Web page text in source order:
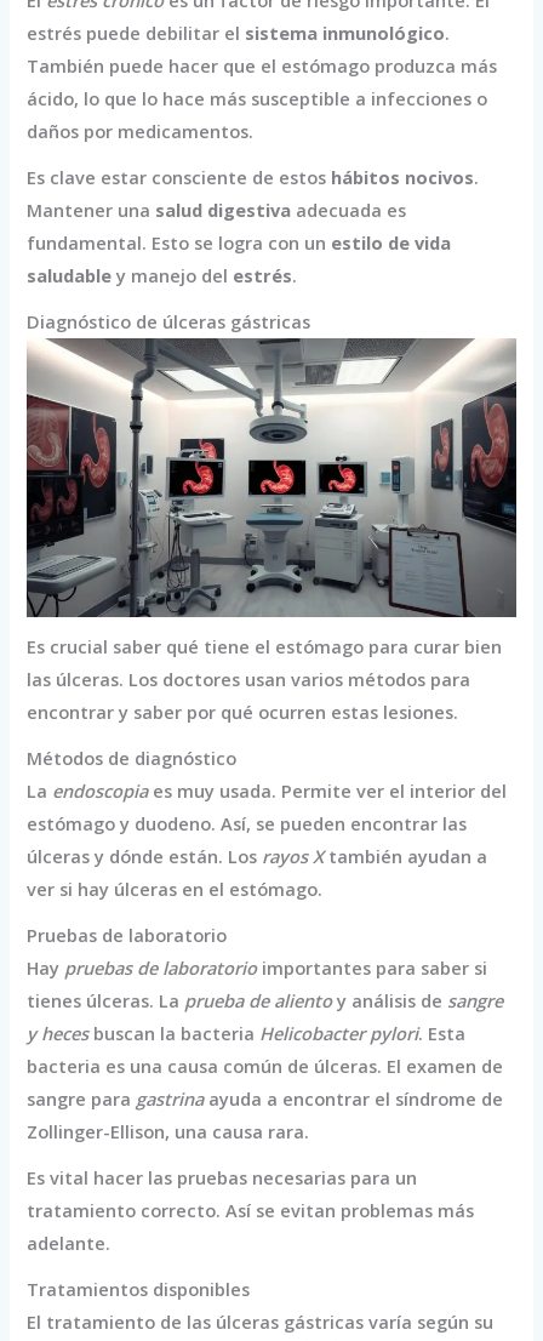
estrés puede debilitar el sistema inmunológico.
También puede hacer que el estómago produzca más
ácido, lo que lo hace más susceptible a infecciones o
daños por medicamentos.
Es clave estar consciente de estos hábitos nocivos.
Mantener una salud digestiva adecuada es
fundamental. Esto se logra con un estilo de vida
saludable y manejo del estrés.
Diagnóstico de úlceras gástricas
Es crucial saber qué tiene el estómago para curar bien
las úlceras. Los doctores usan varios métodos para
encontrar y saber por qué ocurren estas lesiones.
Métodos de diagnóstico
La endoscopiaes muy usada. Permite ver el interior del
estómago y duodeno. Así, se pueden encontrar las
úlceras y dónde están. Los rayos Xtambién ayudan a
ver si hay úlceras en el estómago.
Pruebas de laboratorio
Hay pruebas de laboratorioimportantes para saber si
tienes úlceras. La prueba de alientoy análisis de sangre
y hecesbuscan la bacteria Helicobacter pylori. Esta
bacteria es una causa común de úlceras. El examen de
sangre para gastrinaayuda a encontrar el síndrome de
Zollinger-Ellison, una causa rara.
Es vital hacer las pruebas necesarias para un
tratamiento correcto. Así se evitan problemas más
adelante.
Tratamientos disponibles
El tratamiento de las úlceras gástricas varía según su